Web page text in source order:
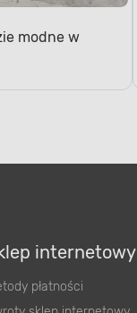
modne w
internetowy
płatności